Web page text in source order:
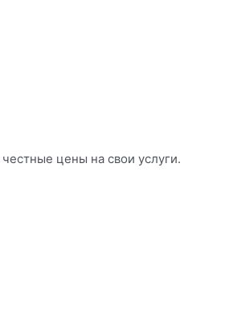
цены на свои услуги.